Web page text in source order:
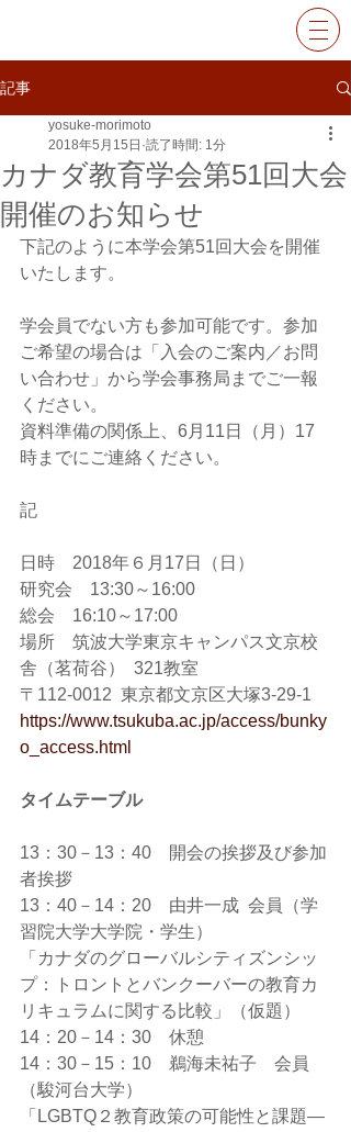
記事
カナダ教育学会第51回大会
開催のお知らせ
yosuke-morimoto
2018年5月15日 読了時間: 1分
下記のように本学会第51回大会を開催
いたします。
学会員でない方も参加可能です。参加
ご希望の場合は「入会のご案内／お問
い合わせ」から学会事務局までご一報
ください。
資料準備の関係上、6月11日（月）17
時までにご連絡ください。
記
日時　2018年６月17日（日）
研究会　13:30～16:00
総会　16:10～17:00
場所　筑波大学東京キャンパス文京校
舎（茗荷谷）  321教室
〒112-0012  東京都文京区大塚3-29-1
https://www.tsukuba.ac.jp/access/bunky
o_access.html
タイムテーブル
13：30－13：40　開会の挨拶及び参加
者挨拶
13：40－14：20　由井一成  会員（学
習院大学大学院・学生）
「カナダのグローバルシティズンシッ
プ：トロントとバンクーバーの教育カ
リキュラムに関する比較」（仮題）
14：20－14：30　休憩
14：30－15：10　鵜海未祐子　会員
（駿河台大学）
「LGBTQ２教育政策の可能性と課題―